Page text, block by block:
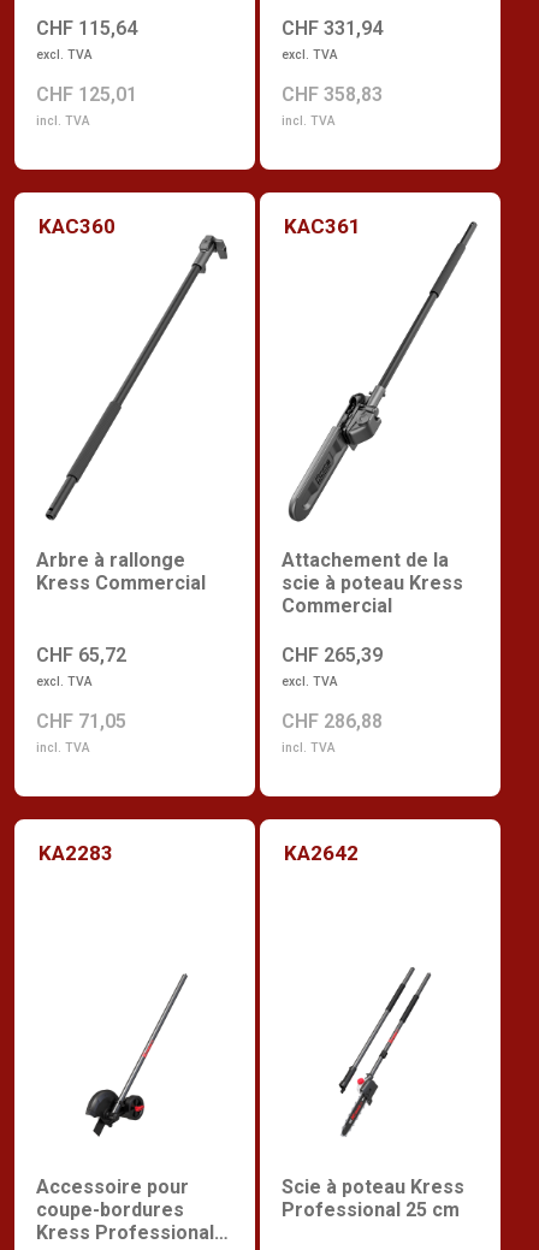
CHF 115,64
excl. TVA
CHF 125,01
incl. TVA
CHF 331,94
excl. TVA
CHF 358,83
incl. TVA
KAC360
Arbre à rallonge
Kress Commercial
CHF 65,72
excl. TVA
CHF 71,05
incl. TVA
KAC361
Attachement de la
scie à poteau Kress
Commercial
CHF 265,39
excl. TVA
CHF 286,88
incl. TVA
KA2283
Accessoire pour
coupe-bordures
Kress Professional
KA2642
Scie à poteau Kress
Professional 25 cm